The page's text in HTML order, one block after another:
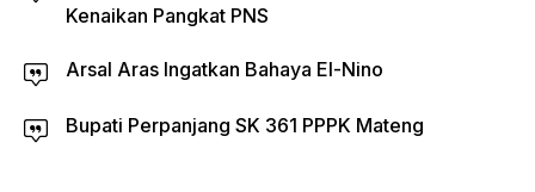
Kenaikan Pangkat PNS
Arsal Aras Ingatkan Bahaya El-Nino
Bupati Perpanjang SK 361 PPPK Mateng